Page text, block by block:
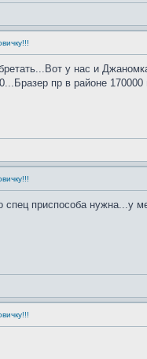
у нас и
пр в районе
приспособа нужна...у